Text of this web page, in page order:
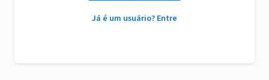
Já é um usuário? Entre